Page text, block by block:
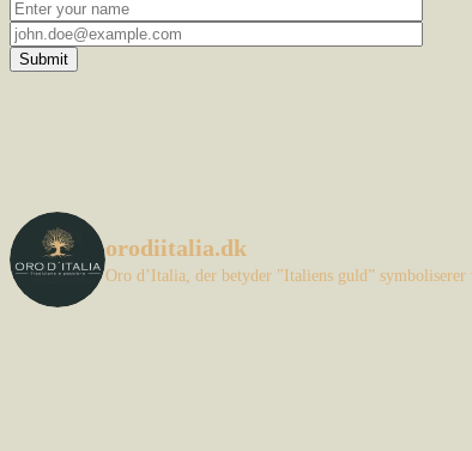
Submit
orodiitalia.dk
Oro d’Italia, der betyder "Italiens guld”